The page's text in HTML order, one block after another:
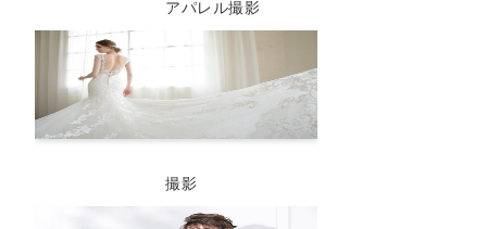
アパレル撮影
撮影